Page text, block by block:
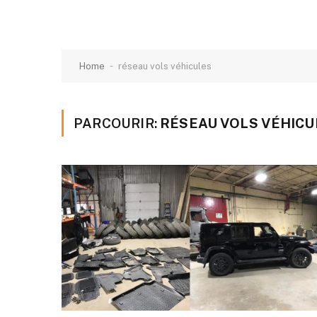
Home - réseau vols véhicules
PARCOURIR: RÉSEAU VOLS